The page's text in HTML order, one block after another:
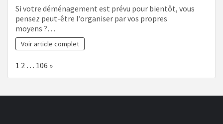
Si votre déménagement est prévu pour bientôt, vous
pensez peut-être l’organiser par vos propres
moyens ?…
Voir article complet
Page:
1 2 … 106 Next
»